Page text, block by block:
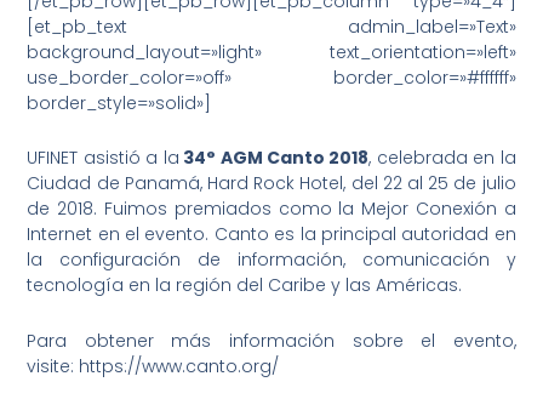
[et_pb_text admin_label=»Text»
background_layout=»light» text_orientation=»left»
use_border_color=»off» border_color=»#ffffff»
border_style=»solid»]
UFINET asistió a la 34° AGM Canto 2018, celebrada en la
Ciudad de Panamá, Hard Rock Hotel, del 22 al 25 de julio
de 2018. Fuimos premiados como la Mejor Conexión a
Internet en el evento. Canto es la principal autoridad en
la configuración de información, comunicación y
tecnología en la región del Caribe y las Américas.
Para obtener más información sobre el evento,
visite: https://www.canto.org/